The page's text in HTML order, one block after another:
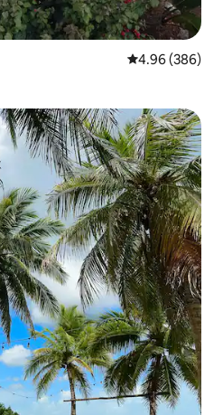
レビュー386
4.96 (386)